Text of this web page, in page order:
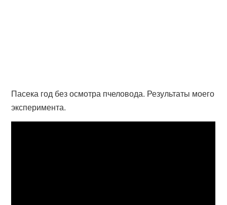
Пасека год без осмотра пчеловода. Результаты моего
эксперимента.